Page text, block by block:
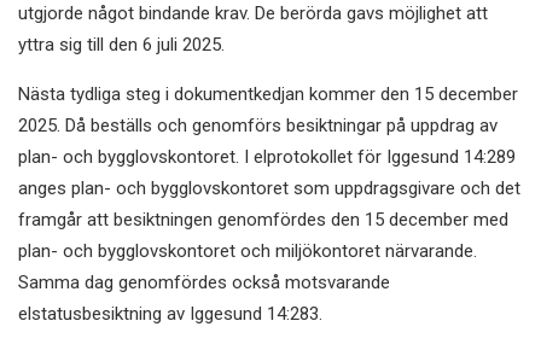
utgjorde något bindande krav. De berörda gavs möjlighet att
yttra sig till den 6 juli 2025.
Nästa tydliga steg i dokumentkedjan kommer den 15 december
2025. Då beställs och genomförs besiktningar på uppdrag av
plan- och bygglovskontoret. I elprotokollet för Iggesund 14:289
anges plan- och bygglovskontoret som uppdragsgivare och det
framgår att besiktningen genomfördes den 15 december med
plan- och bygglovskontoret och miljökontoret närvarande.
Samma dag genomfördes också motsvarande
elstatusbesiktning av Iggesund 14:283.